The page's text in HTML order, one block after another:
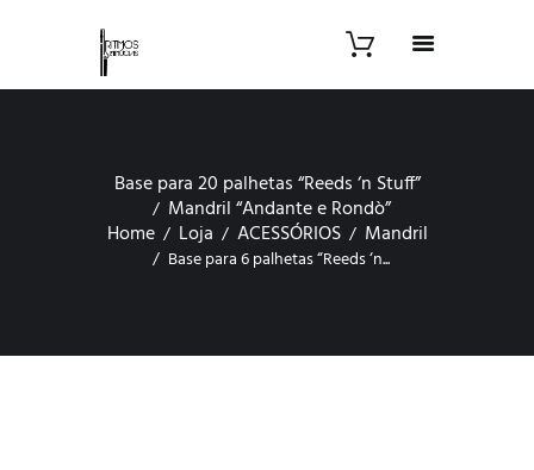
Base para 20 palhetas “Reeds ‘n Stuff”
Mandril “Andante e Rondò”
Home
Loja ACESSÓRIOS Mandril
Base para 6 palhetas “Reeds ‘n...